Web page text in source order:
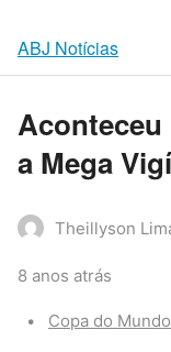
ABJ Notícias
Aconteceu
a Mega
Theillyson
8 anos atrás
Categories:
Copa do Mundo